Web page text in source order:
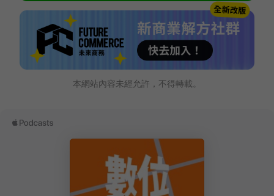
本網站內容未經允許，不得轉載。